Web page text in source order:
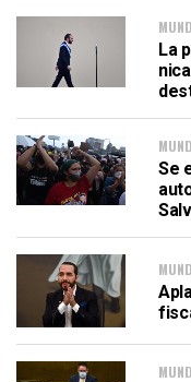
La
Se